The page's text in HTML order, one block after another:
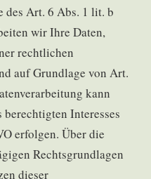
des Art. 6 Abs. 1 lit. b
wir Ihre Daten,
rechtlichen
auf Grundlage von Art.
kann
Interesses
erfolgen. Über die
Rechtsgrundlagen
dieser